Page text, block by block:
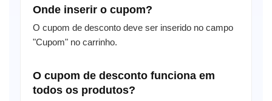
Onde inserir o cupom?
O cupom de desconto deve ser inserido no campo
"Cupom" no carrinho.
O cupom de desconto funciona em
todos os produtos?